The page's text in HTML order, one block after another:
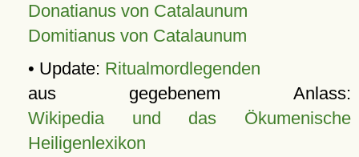
Donatianus von Catalaunum
Domitianus von Catalaunum
• Update: Ritualmordlegenden
aus gegebenem Anlass:
Wikipedia und das Ökumenische
Heiligenlexikon